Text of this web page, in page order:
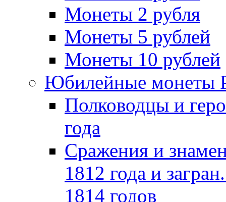
Монеты 2 рубля
Монеты 5 рублей
Монеты 10 рублей
Юбилейные монеты
Полководцы и
года
Сражения и
1812 года и
1814 годов